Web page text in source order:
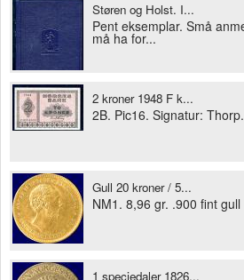
Støren og Holst. I...
Pent eksemplar. Små
må ha for...
2 kroner 1948 F k...
2B. Pic16. Signatur: Thorp.
Gull 20 kroner / 5...
NM1. 8,96 gr. .900 fint
1 speciedaler 1826...